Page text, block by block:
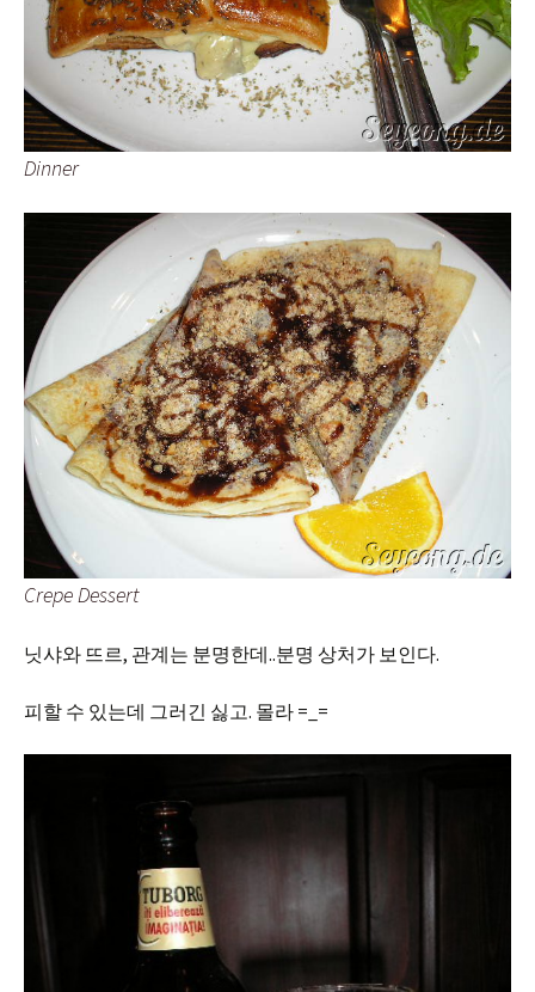
Dinner
Crepe Dessert
닛샤와 뜨르, 관계는 분명한데..분명 상처가 보인다.
피할 수 있는데 그러긴 싫고. 몰라 =_=